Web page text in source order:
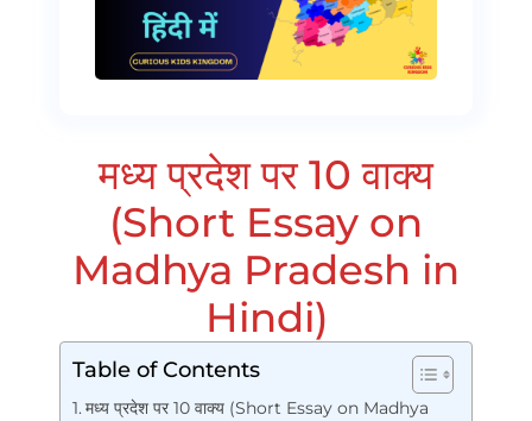
मध्य प्रदेश पर 10 वाक्य
(Short Essay on
Madhya Pradesh in
Hindi)
Table of Contents
मध्य प्रदेश पर 10 वाक्य (Short Essay on Madhya